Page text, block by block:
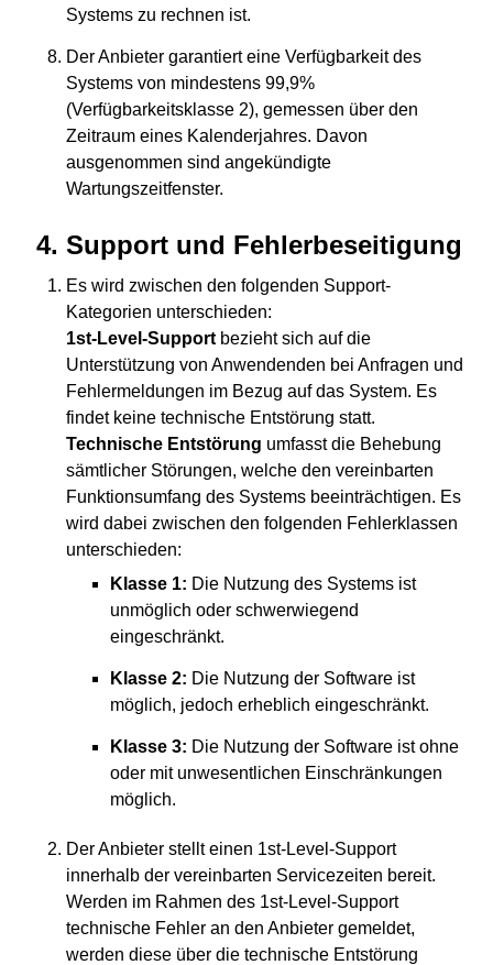
Systems zu rechnen ist.
Der Anbieter garantiert eine Verfügbarkeit des
Systems von mindestens 99,9%
(Verfügbarkeitsklasse 2), gemessen über den
Zeitraum eines Kalenderjahres. Davon
ausgenommen sind angekündigte
Wartungszeitfenster.
Support und Fehlerbeseitigung
Es wird zwischen den folgenden Support-
Kategorien unterschieden:
1st-Level-Support bezieht sich auf die
Unterstützung von Anwendenden bei Anfragen und
Fehlermeldungen im Bezug auf das System. Es
findet keine technische Entstörung statt.
Technische Entstörung umfasst die Behebung
sämtlicher Störungen, welche den vereinbarten
Funktionsumfang des Systems beeinträchtigen. Es
wird dabei zwischen den folgenden Fehlerklassen
unterschieden:
Klasse 1: Die Nutzung des Systems ist
unmöglich oder schwerwiegend
eingeschränkt.
Klasse 2: Die Nutzung der Software ist
möglich, jedoch erheblich eingeschränkt.
Klasse 3: Die Nutzung der Software ist ohne
oder mit unwesentlichen Einschränkungen
möglich.
Der Anbieter stellt einen 1st-Level-Support
innerhalb der vereinbarten Servicezeiten bereit.
Werden im Rahmen des 1st-Level-Support
technische Fehler an den Anbieter gemeldet,
werden diese über die technische Entstörung